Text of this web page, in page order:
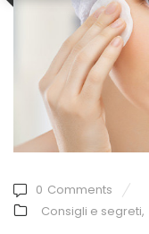
0 Comments
Consigli e segreti,